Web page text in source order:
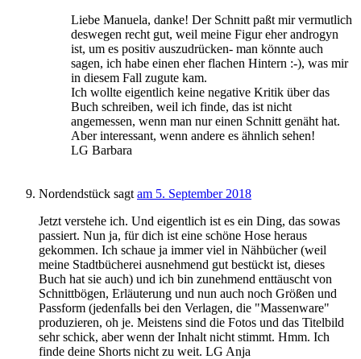
Liebe Manuela, danke! Der Schnitt paßt mir vermutlich
deswegen recht gut, weil meine Figur eher androgyn
ist, um es positiv auszudrücken- man könnte auch
sagen, ich habe einen eher flachen Hintern :-), was mir
in diesem Fall zugute kam.
Ich wollte eigentlich keine negative Kritik über das
Buch schreiben, weil ich finde, das ist nicht
angemessen, wenn man nur einen Schnitt genäht hat.
Aber interessant, wenn andere es ähnlich sehen!
LG Barbara
Nordendstück sagt am 5. September 2018
Jetzt verstehe ich. Und eigentlich ist es ein Ding, das sowas
passiert. Nun ja, für dich ist eine schöne Hose heraus
gekommen. Ich schaue ja immer viel in Nähbücher (weil
meine Stadtbücherei ausnehmend gut bestückt ist, dieses
Buch hat sie auch) und ich bin zunehmend enttäuscht von
Schnittbögen, Erläuterung und nun auch noch Größen und
Passform (jedenfalls bei den Verlagen, die "Massenware"
produzieren, oh je. Meistens sind die Fotos und das Titelbild
sehr schick, aber wenn der Inhalt nicht stimmt. Hmm. Ich
finde deine Shorts nicht zu weit. LG Anja